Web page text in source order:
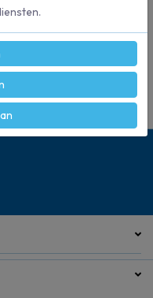
ml
reiniging